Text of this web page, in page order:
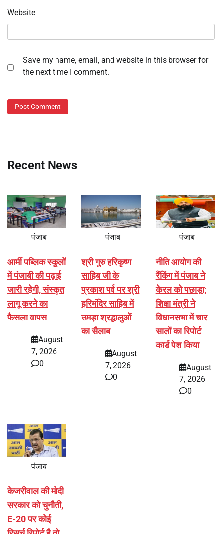
Website
Save my name, email, and website in this browser for
the next time I comment.
Recent News
पंजाब
आर्मी पब्लिक स्कूलों
में पंजाबी की पढ़ाई
जारी रहेगी, संस्कृत
लागू करने का
फैसला वापस
August
7, 2026
0
पंजाब
श्री गुरु हरिकृष्ण
साहिब जी के
प्रकाश पर्व पर श्री
हरिमंदिर साहिब में
उमड़ा श्रद्धालुओं
का सैलाब
August
7, 2026
0
पंजाब
नीति आयोग की
रैंकिंग में पंजाब ने
केरल को पछाड़ा;
शिक्षा मंत्री ने
विधानसभा में चार
सालों का रिपोर्ट
कार्ड पेश किया
August
7, 2026
0
पंजाब
केजरीवाल की मोदी
सरकार को चुनौती,
E-20 पर कोई